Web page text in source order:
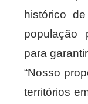
histórico
população
para
“Nosso
territórios